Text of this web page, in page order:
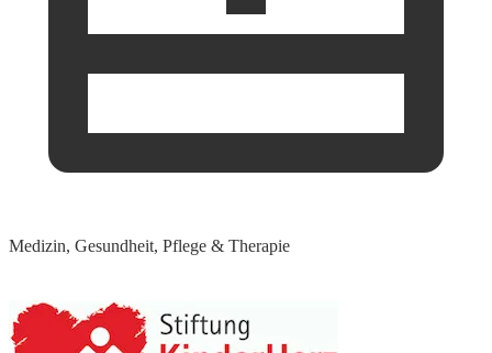
Medizin, Gesundheit, Pflege & Therapie